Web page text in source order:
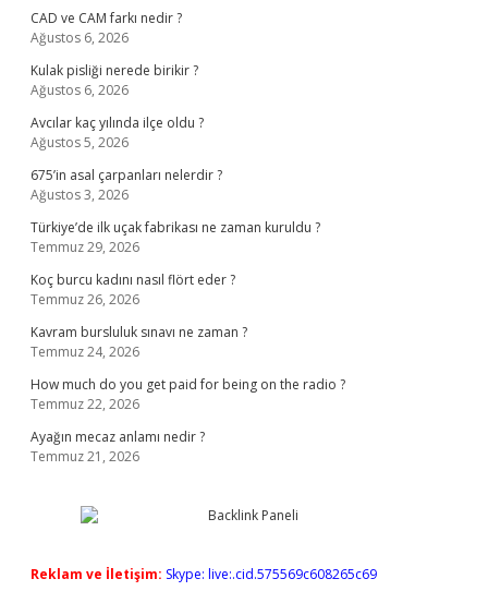
CAD ve CAM farkı nedir ?
Ağustos 6, 2026
Kulak pisliği nerede birikir ?
Ağustos 6, 2026
Avcılar kaç yılında ilçe oldu ?
Ağustos 5, 2026
675’in asal çarpanları nelerdir ?
Ağustos 3, 2026
Türkiye’de ilk uçak fabrikası ne zaman kuruldu ?
Temmuz 29, 2026
Koç burcu kadını nasıl flört eder ?
Temmuz 26, 2026
Kavram bursluluk sınavı ne zaman ?
Temmuz 24, 2026
How much do you get paid for being on the radio ?
Temmuz 22, 2026
Ayağın mecaz anlamı nedir ?
Temmuz 21, 2026
Reklam ve İletişim: Skype: live:.cid.575569c608265c69